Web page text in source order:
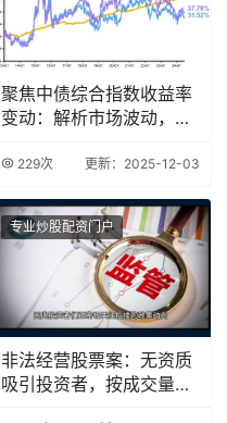
聚焦中债综合指数收益率
变动：解析市场波动，把
229次 更新：2025-12-03
专业炒股配资门户
非法经营股票案：无资质
吸引投资者，按成交量提